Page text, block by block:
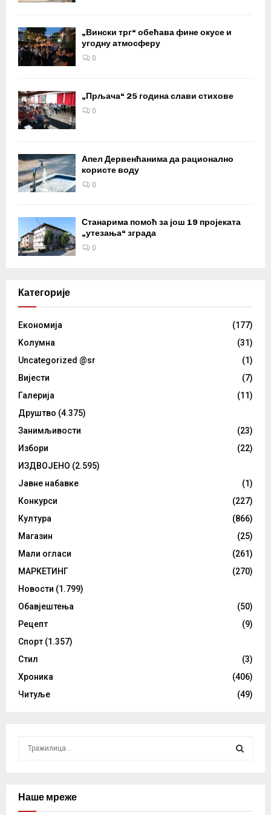
„Вински трг“ обећава фине окусе и
угодну атмосферу
0
„Прљача“ 25 година слави стихове
0
Апел Дервенћанима да рационално
користе воду
0
Станарима помоћ за још 19 пројеката
„утезања“ зграда
0
Категорије
Eкономија
(177)
Kолумнa
(31)
Uncategorized @sr
(1)
Вијести
(7)
Галерија
(11)
Друштво (4.375)
Занимљивости
(23)
Избори
(22)
ИЗДВОЈЕНО (2.595)
Јавне набавке
(1)
Конкурси
(227)
Култура
(866)
Магазин
(25)
Мали огласи
(261)
МАРКЕТИНГ
(270)
Новости (1.799)
Обавјештења
(50)
Рецепт
(9)
Спорт (1.357)
Стил
(3)
Хроника
(406)
Читуље
(49)
cНаше мреже